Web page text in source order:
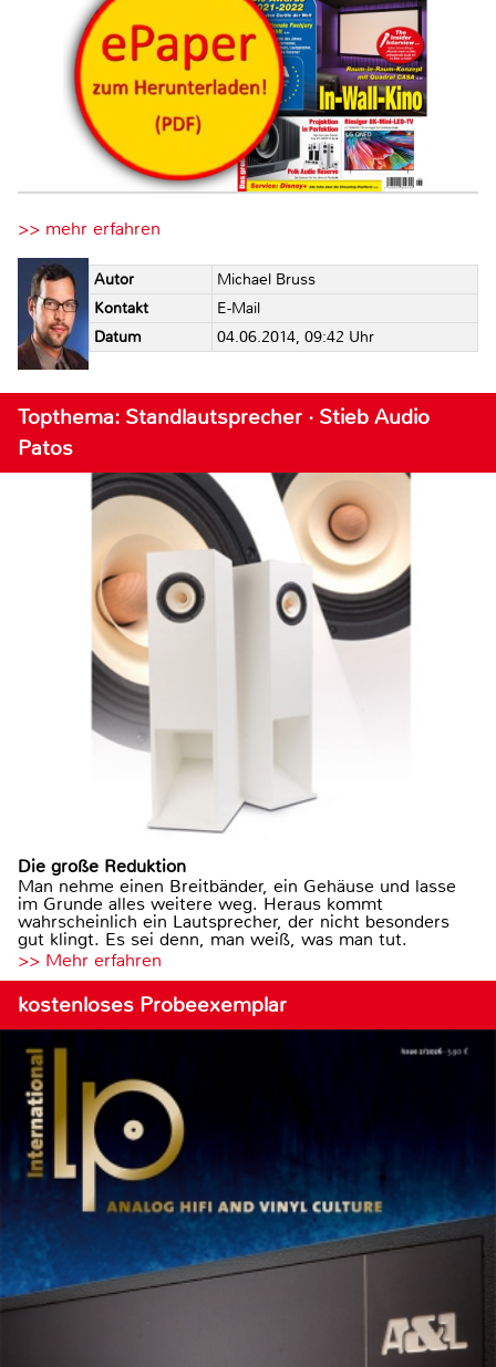
>> mehr erfahren
Autor
Michael Bruss
Kontakt
E-Mail
Datum
04.06.2014, 09:42 Uhr
Topthema: Standlautsprecher · Stieb Audio
Patos
Die große Reduktion
Man nehme einen Breitbänder, ein Gehäuse und lasse
im Grunde alles weitere weg. Heraus kommt
wahrscheinlich ein Lautsprecher, der nicht besonders
gut klingt. Es sei denn, man weiß, was man tut.
>> Mehr erfahren
kostenloses Probeexemplar